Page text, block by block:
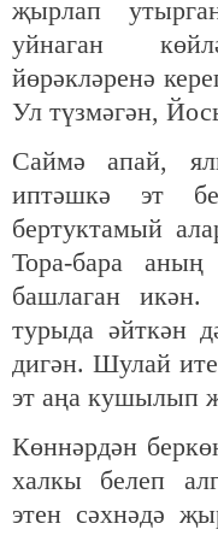
җырлап
уйнаган
йөрәкләренә
Ул түзмәгән,
Саймә апай,
иптәшкә эт
бертуктамый
Тора-бара
башлаган
турыда әйткән
дигән. Шулай
эт аңа кушылып
Көннәрдән
халкы белеп
этен сәхнәдә